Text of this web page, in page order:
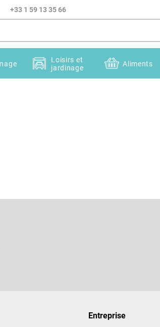
+33 1 59 13 35 66
Loisirs et
jardinage
Aliments
Entreprise